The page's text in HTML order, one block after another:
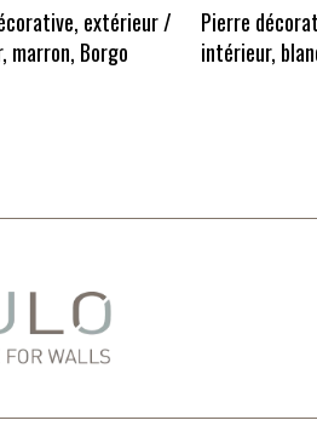
extérieur /
marron, Borgo
Pierre
intérieur,